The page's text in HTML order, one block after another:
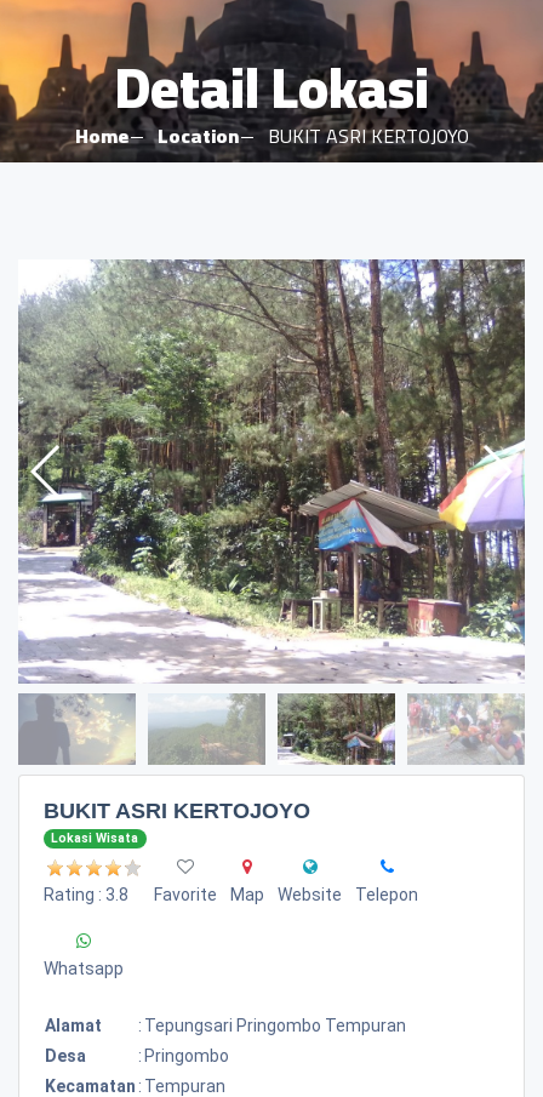
Detail Lokasi
Home Location BUKIT ASRI KERTOJOYO
BUKIT ASRI KERTOJOYO
Lokasi Wisata
Rating : 3.8 Favorite Map Website Telepon
Whatsapp
Alamat : Tepungsari Pringombo Tempuran
Desa
: Pringombo
Kecamatan : Tempuran